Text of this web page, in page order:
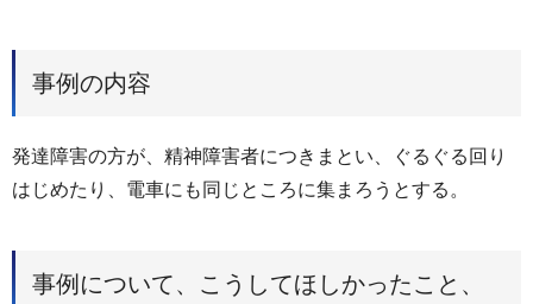
事例の内容
発達障害の方が、精神障害者につきまとい、ぐるぐる回り
はじめたり、電車にも同じところに集まろうとする。
事例について、こうしてほしかったこと、